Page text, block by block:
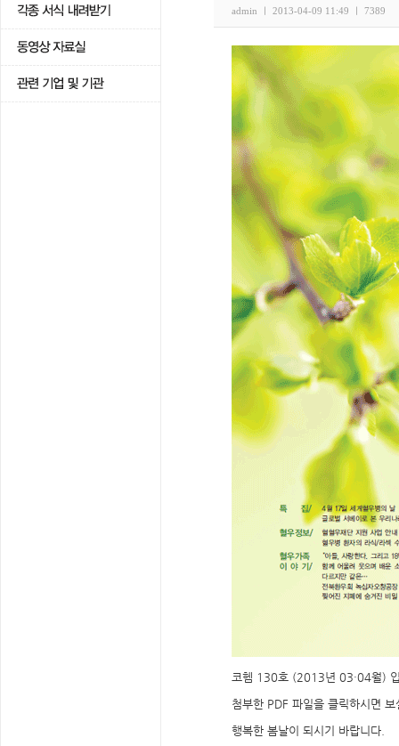
admin ㅣ 2013-04-09 11:49 ㅣ 7389
코헴 130호 (2013년 03·04월)
첨부한 PDF 파일을 클릭하시면
행복한 봄날이 되시기 바랍니다.